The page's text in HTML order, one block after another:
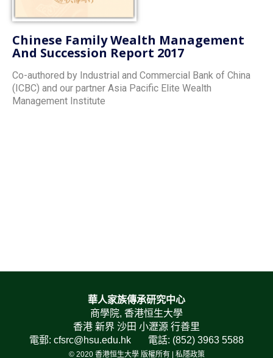
Chinese Family Wealth Management
And Succession Report 2017
Co-authored by Industrial and Commercial Bank of China
(ICBC) and our partner Asia Pacific Elite Wealth
Management Institute
華人家族傳承研究中心
商學院, 香港恒生大學
香港 新界 沙田 小瀝源 行善里
電郵: cfsrc@hsu.edu.hk 電話: (852) 3963 5588
© 2020 香港恒生大學 版權所有 | 私隱政策